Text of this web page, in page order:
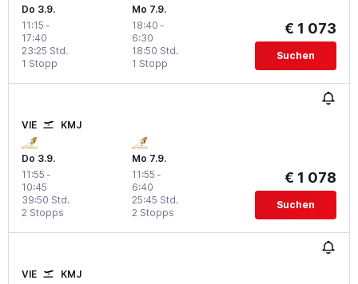
Do 3.9.
11:15 -
17:40
1 Stopp
23:25 Std.
Mo 7.9.
18:40 -
6:30
1 Stopp
18:50 Std.
€ 1 073
Suchen
VIE KMJ
Do 3.9.
11:55 -
10:45
2 Stopps
39:50 Std.
Mo 7.9.
11:55 -
6:40
2 Stopps
25:45 Std.
€ 1 078
Suchen
VIE KMJ